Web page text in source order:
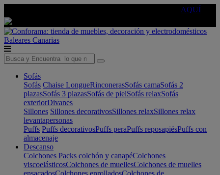
AQUÍ
Baleares Canarias
Sofás
Sofás Chaise LongueRinconerasSofás camaSofás 2
plazasSofás 3 plazasSofás de pielSofás relaxSofás
exteriorDivanes
Sillones Sillones decorativosSillones relaxSillones relax
levantapersonas
Puffs Puffs decorativosPuffs peraPuffs reposapiésPuffs con
almacenaje
Descanso
Colchones Packs colchón y canapéColchones
viscoelásticosColchones de muellesColchones de muelles
ensacadosColchones enrolladosColchones de